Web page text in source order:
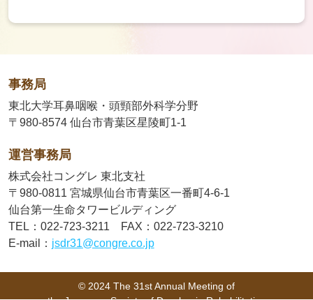
事務局
東北大学耳鼻咽喉・頭頸部外科学分野
〒980-8574 仙台市青葉区星陵町1-1
運営事務局
株式会社コングレ 東北支社
〒980-0811 宮城県仙台市青葉区一番町4-6-1
仙台第一生命タワービルディング
TEL：022-723-3211 FAX：022-723-3210
E-mail： jsdr31@congre.co.jp
© 2024 The 31st Annual Meeting of